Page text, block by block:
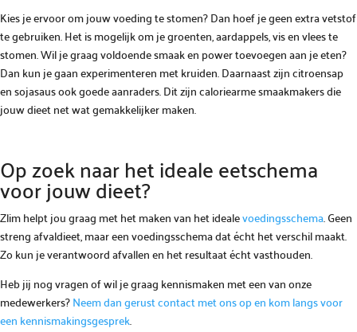
Kies je ervoor om jouw voeding te stomen? Dan hoef je geen extra vetstof
te gebruiken. Het is mogelijk om je groenten, aardappels, vis en vlees te
stomen. Wil je graag voldoende smaak en power toevoegen aan je eten?
Dan kun je gaan experimenteren met kruiden. Daarnaast zijn citroensap
en sojasaus ook goede aanraders. Dit zijn caloriearme smaakmakers die
jouw dieet net wat gemakkelijker maken.
Op zoek naar het ideale eetschema
voor jouw dieet?
Zlim helpt jou graag met het maken van het idealevoedingsschema. Geen
streng afvaldieet, maar een voedingsschema dat écht het verschil maakt.
Zo kun je verantwoord afvallen en het resultaat écht vasthouden.
Heb jij nog vragen of wil je graag kennismaken met een van onze
medewerkers?Neem dan gerust contact met ons op en kom langs voor
een kennismakingsgesprek.